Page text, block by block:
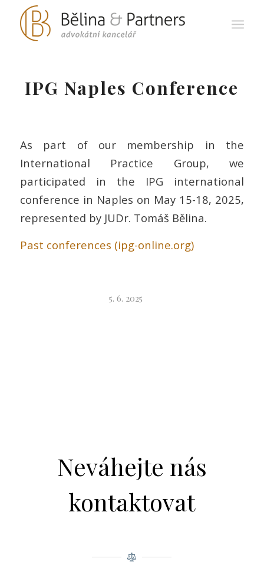
IPG Naples Conference
As part of our membership in the
International Practice Group, we
participated in the IPG international
conference in Naples on May 15-18, 2025,
represented by JUDr. Tomáš Bělina.
Past conferences (ipg-online.org)
5. 6. 2025
/
Neváhejte nás
kontaktovat